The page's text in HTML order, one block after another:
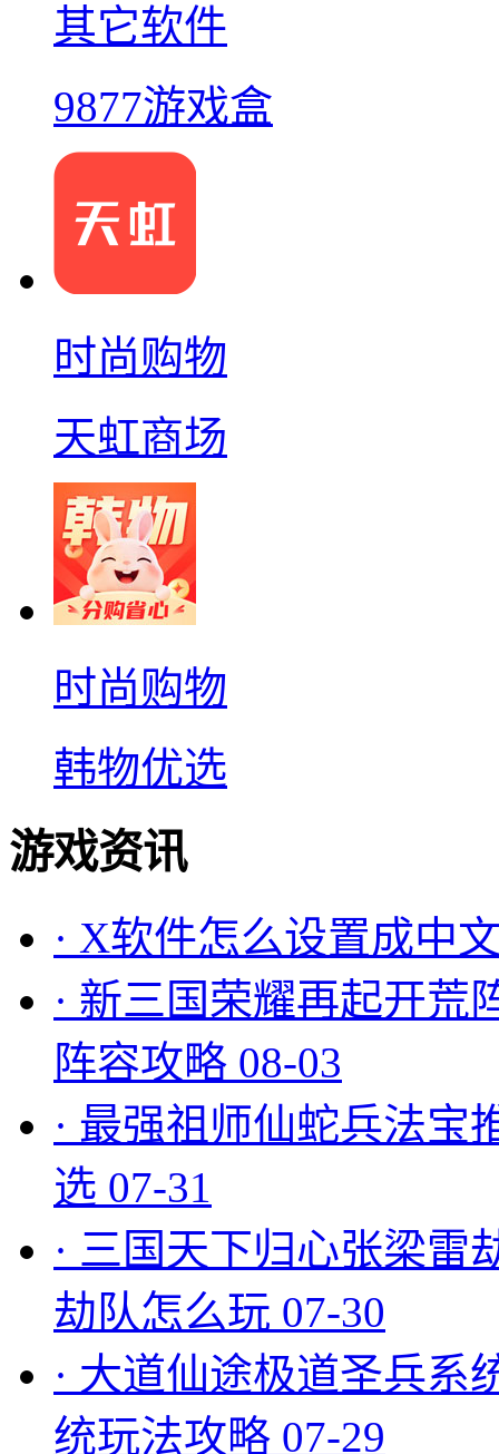
其它软件
9877游戏盒
时尚购物
天虹商场
时尚购物
韩物优选
游戏资讯
· X软件怎么设置成中
· 新三国荣耀再起开荒
阵容攻略 08-03
· 最强祖师仙蛇兵法宝
选 07-31
· 三国天下归心张梁雷
劫队怎么玩 07-30
· 大道仙途极道圣兵系
统玩法攻略 07-29